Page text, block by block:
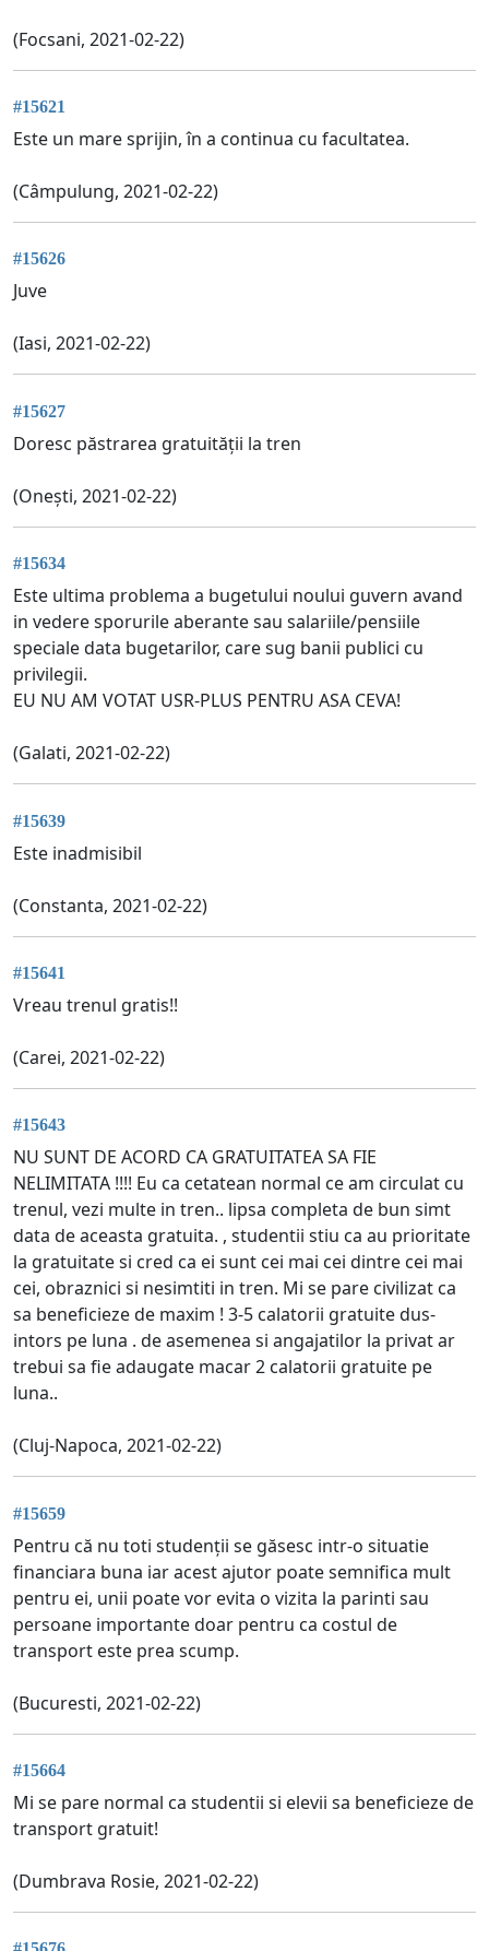
(Focsani, 2021-02-22)
#15621
Este un mare sprijin, în a continua cu facultatea.
(Câmpulung, 2021-02-22)
#15626
Juve
(Iasi, 2021-02-22)
#15627
Doresc păstrarea gratuității la tren
(Onești, 2021-02-22)
#15634
Este ultima problema a bugetului noului guvern avand
in vedere sporurile aberante sau salariile/pensiile
speciale data bugetarilor, care sug banii publici cu
privilegii.
EU NU AM VOTAT USR-PLUS PENTRU ASA CEVA!
(Galati, 2021-02-22)
#15639
Este inadmisibil
(Constanta, 2021-02-22)
#15641
Vreau trenul gratis!!
(Carei, 2021-02-22)
#15643
NU SUNT DE ACORD CA GRATUITATEA SA FIE
NELIMITATA !!!! Eu ca cetatean normal ce am circulat cu
trenul, vezi multe in tren.. lipsa completa de bun simt
data de aceasta gratuita. , studentii stiu ca au prioritate
la gratuitate si cred ca ei sunt cei mai cei dintre cei mai
cei, obraznici si nesimtiti in tren. Mi se pare civilizat ca
sa beneficieze de maxim ! 3-5 calatorii gratuite dus-
intors pe luna . de asemenea si angajatilor la privat ar
trebui sa fie adaugate macar 2 calatorii gratuite pe
luna..
(Cluj-Napoca, 2021-02-22)
#15659
Pentru că nu toti studenții se găsesc intr-o situatie
financiara buna iar acest ajutor poate semnifica mult
pentru ei, unii poate vor evita o vizita la parinti sau
persoane importante doar pentru ca costul de
transport este prea scump.
(Bucuresti, 2021-02-22)
#15664
Mi se pare normal ca studentii si elevii sa beneficieze de
transport gratuit!
(Dumbrava Rosie, 2021-02-22)